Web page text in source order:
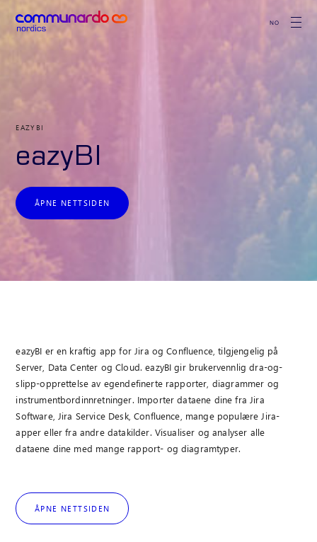
NO
EAZYBI
eazyBI
ÅPNE NETTSIDEN
eazyBI er en kraftig app for Jira og Confluence, tilgjengelig på
Server, Data Center og Cloud. eazyBI gir brukervennlig dra-og-
slipp-opprettelse av egendefinerte rapporter, diagrammer og
instrumentbordinnretninger. Importer dataene dine fra Jira
Software, Jira Service Desk, Confluence, mange populære Jira-
apper eller fra andre datakilder. Visualiser og analyser alle
dataene dine med mange rapport- og diagramtyper.
ÅPNE NETTSIDEN